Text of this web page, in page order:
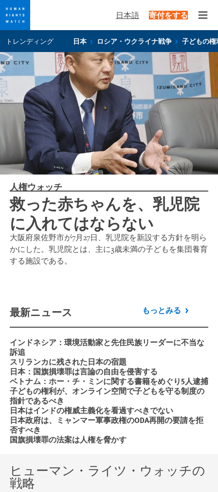
cookie
privacy
notice
main
content
日本語 寄付をする
トレンディング 日本 ロシア・ウクライナ戦争 子どもの権
人権ウォッチ
救った赤ちゃんを、乳児院
に入れてはならない
大阪府泉佐野市が7月27日、乳児院を新設する方針を明ら
かにした。乳児院とは、主に3歳未満の子どもを集団養育
する施設である。
最新ニュース もっとみる
インドネシア：環境活動家と先住民族リーダーに不当な
訴追
スリランカに残された日本の宿題
日本：国旗損壊罪は言論の自由を侵害する
ベトナム：ホー・チ・ミンに関する書籍をめぐり5人逮捕
子どもの権利が、オンライン空間で子どもを守る制度の
指針であるべき
日本はインドの権威主義化を看過すべきでない
日本政府は、ミャンマー軍事政権のODA再開の要請を拒
否すべき
国旗損壊罪の法案は人権を脅かす
ヒューマン・ライツ・ウォッチの
戦略